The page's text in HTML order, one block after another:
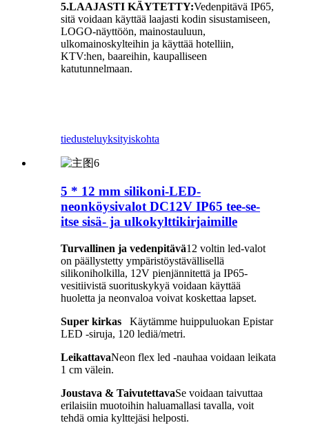
5.LAAJASTI KÄYTETTY:Vedenpitävä IP65,
sitä voidaan käyttää laajasti kodin sisustamiseen,
LOGO-näyttöön, mainostauluun,
ulkomainoskylteihin ja käyttää hotelliin,
KTV:hen, baareihin, kaupalliseen
katutunnelmaan.
tiedusteluyksityiskohta
5 * 12 mm silikoni-LED-
neonköysivalot DC12V IP65 tee-se-
itse sisä- ja ulkokylttikirjaimille
Turvallinen ja vedenpitävä12 voltin led-valot
on päällystetty ympäristöystävällisellä
silikoniholkilla, 12V pienjännitettä ja IP65-
vesitiivistä suorituskykyä voidaan käyttää
huoletta ja neonvaloa voivat koskettaa lapset.
Super kirkas
Käytämme huippuluokan Epistar
LED -siruja, 120 lediä/metri.
LeikattavaNeon flex led -nauhaa voidaan leikata
1 cm välein.
Joustava & TaivutettavaSe voidaan taivuttaa
erilaisiin muotoihin haluamallasi tavalla, voit
tehdä omia kylttejäsi helposti.